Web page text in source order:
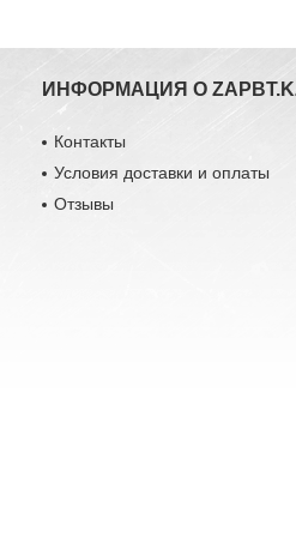
ИНФОРМАЦИЯ О
Контакты
Условия доставки и оплаты
Отзывы